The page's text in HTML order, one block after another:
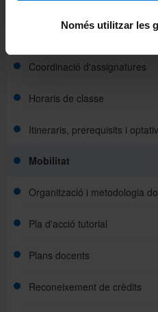
Només utilitzar les
Beques i ajuts
Coordinació d'assignatures
Horaris de classe
Itineraris, prerequisits i
Mobilitat
Organització i metodologia
Pla d'acció tutorial
Plans docents
Reconeixement de crèdits